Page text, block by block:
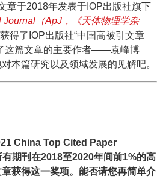
章于2018年发表于IOP出版社旗下
Journal（ApJ，《天体物理学杂
得了IOP出版社“中国高被引文章
这篇文章的主要作者——袁峰博
本篇研究以及领域发展的见解吧。
China Top Cited Paper
期刊在2018至2020年间前1%的高
获得这一奖项。能否请您再简单介